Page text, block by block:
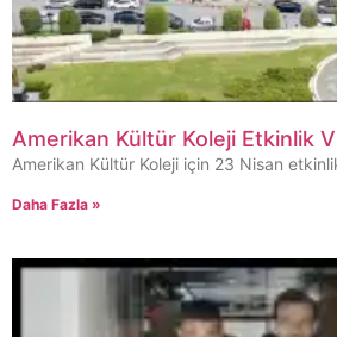
Amerikan Kültür Koleji Etkinlik
Amerikan Kültür Koleji için 23 Nisan
Daha Fazla »